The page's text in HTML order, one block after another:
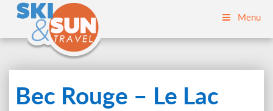
Menu
Bec Rouge – Le Lac